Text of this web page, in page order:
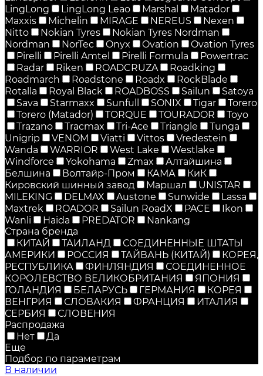
LingLong
LingLong Leao Marshal
Matador
Maxxis
Michelin MIRAGE NEREUS
Nexen
Nitto
Nokian Tyres
Nokian Tyres Nordman
Nordman
NorTec Onyx Ovation
Ovation Tyres
Pirelli
Pirelli Amtel Pirelli Formula
Powertrac
Radar
Riken ROADCRUZA
Roadking
Roadmarch
Roadstone Roadx
RockBlade
Rotalla
Royal Black ROADBOSS Sailun
Satoya
Sava
Starmaxx Sunfull SONIX Tigar
Torero
Torero (Matador)
TORQUE TOURADOR
Toyo
Trazano
Tracmax Tri-Ace Triangle
Tunga
Unigrip
VENOM Viatti Vittos
Vredestein
Wanda
WARRIOR West Lake
Westlake
Windforce
Yokohama Zmax
Алтайшина
Белшина
Волтайр-Пром КАМА
КиК
Кировский шинный завод
Маршал
UNISTAR
MILEKING
DELMAX Austone Sunwide
Lassa
Maxtrek
ROADOR Sailun RoadX PACE
Ikon
Wanli
Haida PREDATOR
Nankang
Страна бренда
КИТАЙ
ТАИЛАНД
СОЕДИНЕННЫЕ ШТАТЫ
АМЕРИКИ
РОССИЯ ТАЙВАНЬ (КИТАЙ)
КОРЕЯ,
РЕСПУБЛИКА
ФИНЛЯНДИЯ
СОЕДИНЕННОЕ
КОРОЛЕВСТВО ВЕЛИКОБРИТАНИЯ
ЯПОНИЯ
ГОЛАНДИЯ
БЕЛАРУСЬ ГЕРМАНИЯ
КОРЕЯ
ВЕНГРИЯ
СЛОВАКИЯ ФРАНЦИЯ
ИТАЛИЯ
СЕРБИЯ
СЛОВЕНИЯ
Распродажа
Нет
Да
Еще
Подбор по параметрам
В наличии